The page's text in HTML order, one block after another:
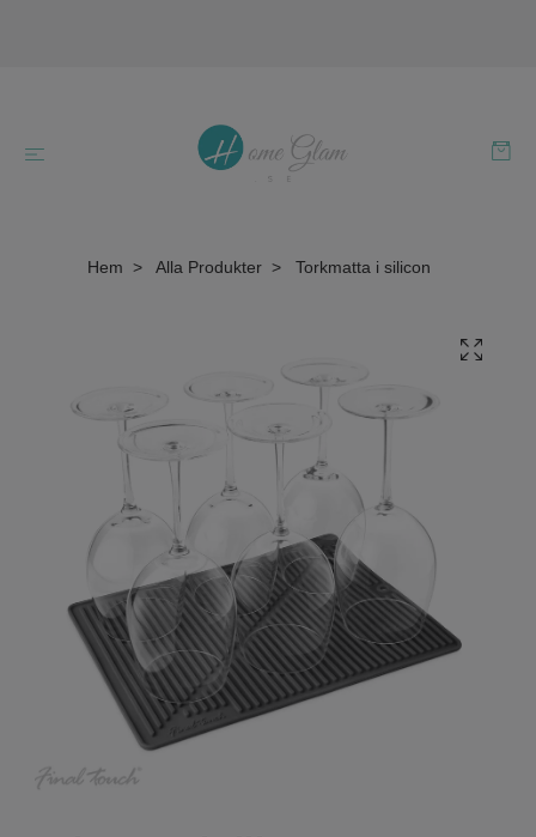
Hem Alla Produkter Torkmatta i silicon